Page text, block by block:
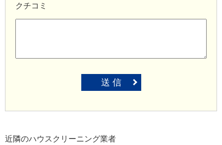
クチコミ
送 信
近隣のハウスクリーニング業者